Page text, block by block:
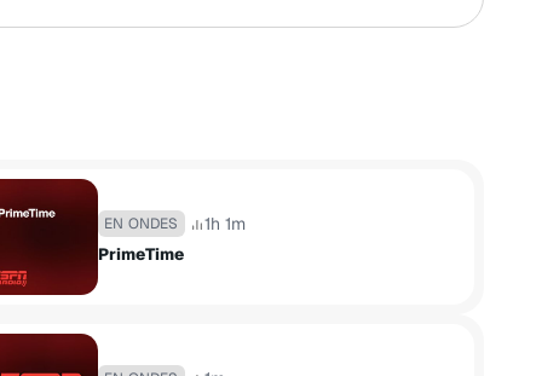
EN ONDES
1h 1m
PrimeTime